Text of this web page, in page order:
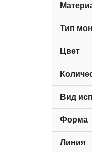
Тип
Цвет
Вид
Форма
Линия